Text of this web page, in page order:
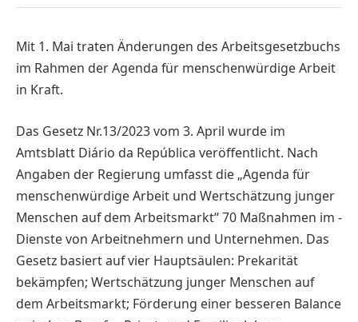
Mit 1. Mai traten Änderungen des Arbeitsgesetzbuchs
im Rahmen der Agenda für menschenwürdige Arbeit
in Kraft.
Das Gesetz Nr.13/2023 vom 3. April wurde im
Amtsblatt Diário da República veröffent­licht. Nach
Angaben der Regierung umfasst die „Agenda für
menschenwürdige Arbeit und Wertschätzung junger
Menschen auf dem Arbeitsmarkt“ 70 Maßnahmen im ­
Diens­te von Arbeitnehmern und Unternehmen. Das
Gesetz basiert auf vier Hauptsäulen: Prekarität
bekämpfen; Wertschätzung junger Menschen auf
dem Arbeitsmarkt; Förderung einer besseren Balance